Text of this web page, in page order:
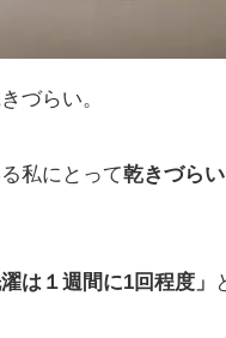
づらい。
私にとって乾きづらい
は１週間に1回程度」